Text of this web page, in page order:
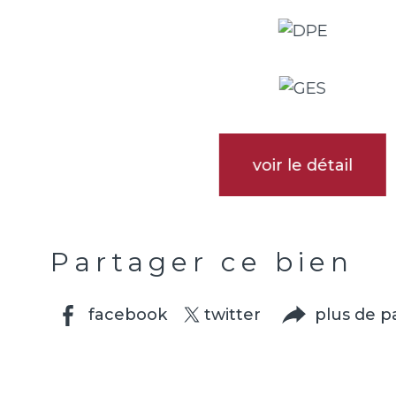
voir le détail
Partager ce bien
facebook twitter plus de